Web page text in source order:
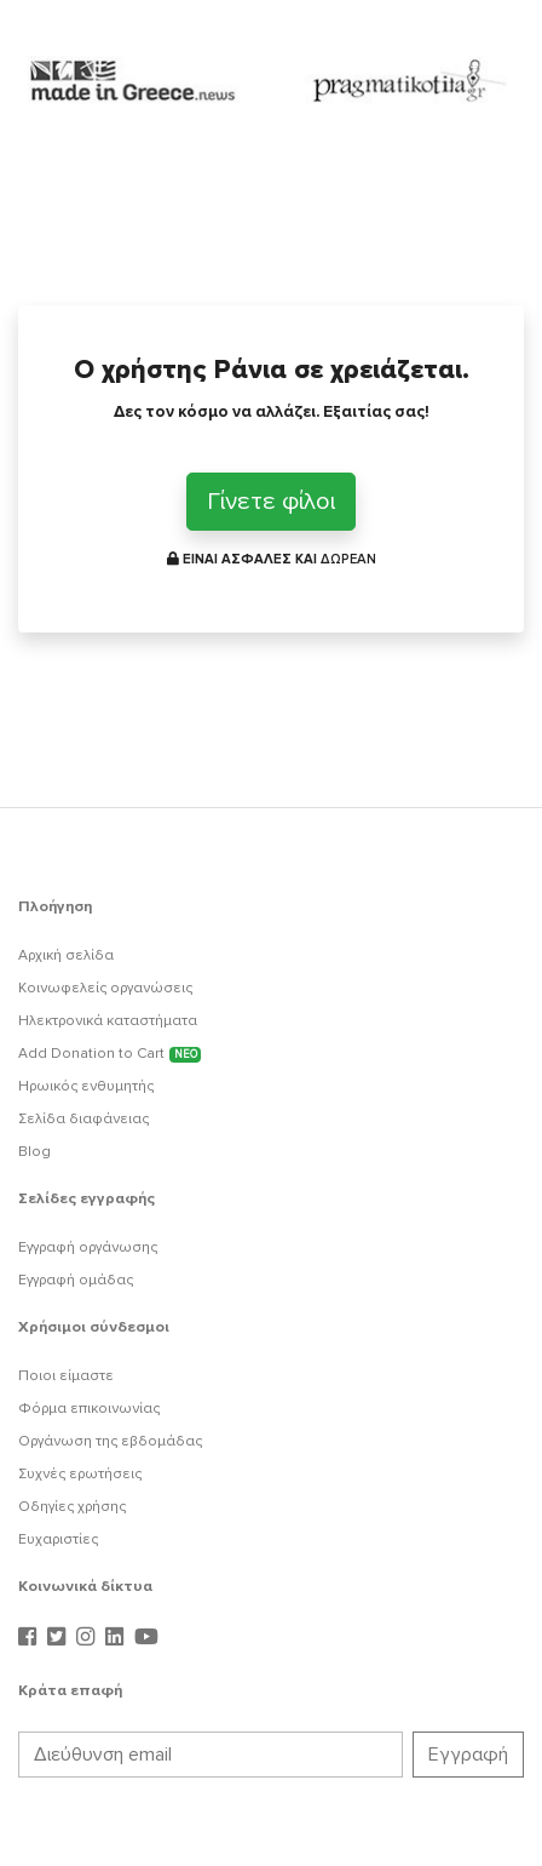
Ο χρήστης Ράνια σε χρειάζεται.
Δες τον κόσμο να αλλάζει. Εξαιτίας σας!
Γίνετε φίλοι
ΕΙΝΑΙ ΑΣΦΑΛΕΣ ΚΑΙ ΔΩΡΕΑΝ
Πλοήγηση
Αρχική σελίδα
Κοινωφελείς οργανώσεις
Ηλεκτρονικά καταστήματα
Add Donation to Cart
ΝΕΟ
Ηρωικός ενθυμητής
Σελίδα διαφάνειας
Blog
Σελίδες εγγραφής
Εγγραφή οργάνωσης
Εγγραφή ομάδας
Χρήσιμοι σύνδεσμοι
Ποιοι είμαστε
Φόρμα επικοινωνίας
Οργάνωση της εβδομάδας
Συχνές ερωτήσεις
Οδηγίες χρήσης
Ευχαριστίες
Κοινωνικά δίκτυα
Κράτα επαφή